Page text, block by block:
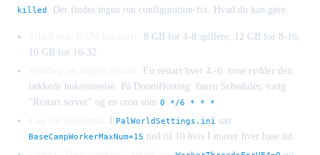
killed
. Der findes ingen ren configuration-fix. Hvad du kan gøre:
8 GB for 4-8 spillere, 12 GB for 8-16,
16 GB for 16-32.
En restart hver 4.-6. time rydder den
lækkede hukommelse. På DoomHosting: fanen Schedules, vælg
"Restart server" og en cron som 0 */6 * * *
I PalWorldSettings.ini sæt
BaseCampWorkerMaxNum=15 ned til 10 hvis I maxer hver base ud.